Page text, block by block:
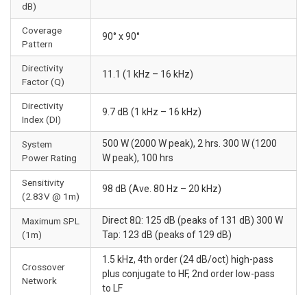
dB)
Coverage
Pattern
90° x 90°
Directivity
Factor (Q)
11.1 (1 kHz – 16 kHz)
Directivity
Index (DI)
9.7 dB (1 kHz – 16 kHz)
System
Power Rating
500 W (2000 W peak), 2 hrs. 300 W (1200
W peak), 100 hrs
Sensitivity
(2.83V @ 1m)
98 dB (Ave. 80 Hz – 20 kHz)
Maximum SPL
(1m)
Direct 8Ω: 125 dB (peaks of 131 dB) 300 W
Tap: 123 dB (peaks of 129 dB)
Crossover
Network
1.5 kHz, 4th order (24 dB/oct) high-pass
plus conjugate to HF, 2nd order low-pass
to LF